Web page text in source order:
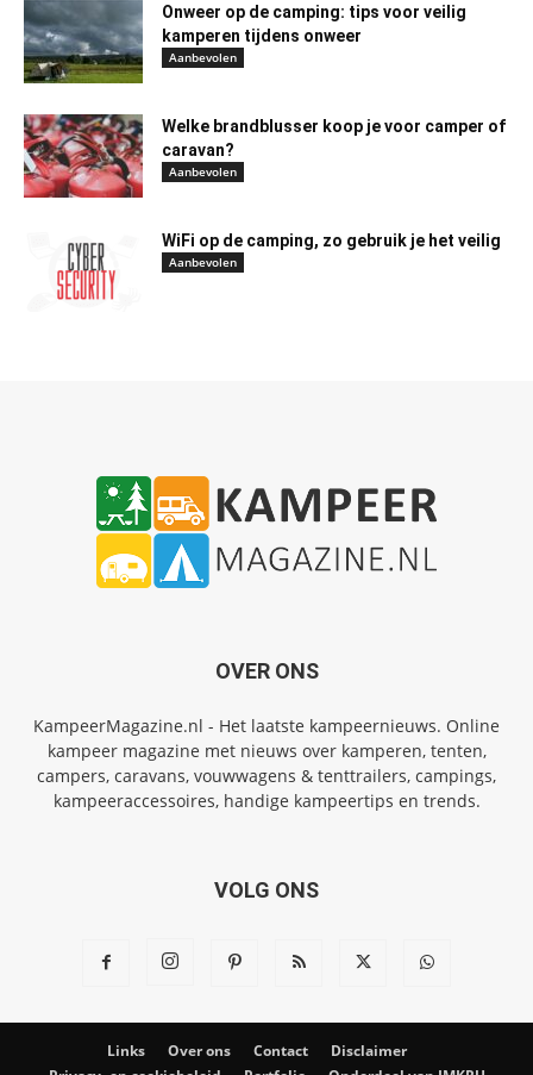
Onweer op de camping: tips voor veilig
kamperen tijdens onweer
Aanbevolen
Welke brandblusser koop je voor camper of
caravan?
Aanbevolen
WiFi op de camping, zo gebruik je het veilig
Aanbevolen
OVER ONS
KampeerMagazine.nl - Het laatste kampeernieuws. Online
kampeer magazine met nieuws over kamperen, tenten,
campers, caravans, vouwwagens & tenttrailers, campings,
kampeeraccessoires, handige kampeertips en trends.
VOLG ONS
Links Over ons Contact
Disclaimer